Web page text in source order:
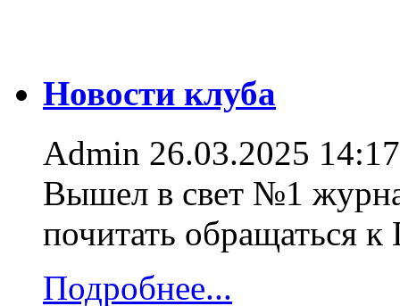
Новости клуба
Admin 26.03.2025 14:17
Вышел в свет №1
почитать обращаться
Подробнее...